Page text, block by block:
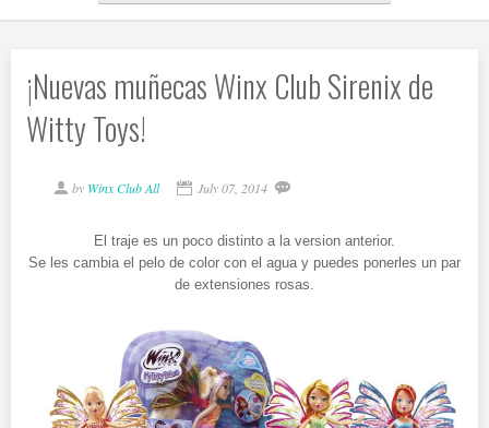
¡Nuevas muñecas Winx Club Sirenix de
Witty Toys!
by Winx Club All July 07, 2014
El traje es un poco distinto a la version anterior.
Se les cambia el pelo de color con el agua y puedes ponerles un par
de extensiones rosas.